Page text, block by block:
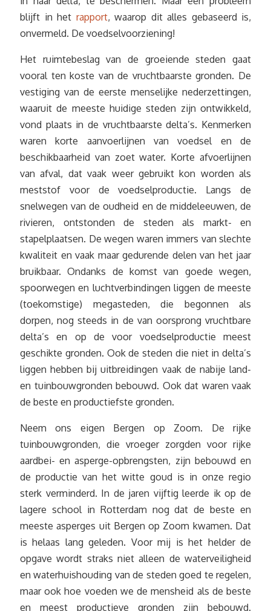
blijft in het rapport, waarop dit alles gebaseerd is,
onvermeld. De voedselvoorziening!
Het ruimtebeslag van de groeiende steden gaat
vooral ten koste van de vruchtbaarste gronden. De
vestiging van de eerste menselijke nederzettingen,
waaruit de meeste huidige steden zijn ontwikkeld,
vond plaats in de vruchtbaarste delta’s. Kenmerken
waren korte aanvoerlijnen van voedsel en de
beschikbaarheid van zoet water. Korte afvoerlijnen
van afval, dat vaak weer gebruikt kon worden als
meststof voor de voedselproductie. Langs de
snelwegen van de oudheid en de middeleeuwen, de
rivieren, ontstonden de steden als markt- en
stapelplaatsen. De wegen waren immers van slechte
kwaliteit en vaak maar gedurende delen van het jaar
bruikbaar. Ondanks de komst van goede wegen,
spoorwegen en luchtverbindingen liggen de meeste
(toekomstige) megasteden, die begonnen als
dorpen, nog steeds in de van oorsprong vruchtbare
delta’s en op de voor voedselproductie meest
geschikte gronden. Ook de steden die niet in delta’s
liggen hebben bij uitbreidingen vaak de nabije land-
en tuinbouwgronden bebouwd. Ook dat waren vaak
de beste en productiefste gronden.
Neem ons eigen Bergen op Zoom. De rijke
tuinbouwgronden, die vroeger zorgden voor rijke
aardbei- en asperge-opbrengsten, zijn bebouwd en
de productie van het witte goud is in onze regio
sterk verminderd. In de jaren vijftig leerde ik op de
lagere school in Rotterdam nog dat de beste en
meeste asperges uit Bergen op Zoom kwamen. Dat
is helaas lang geleden. Voor mij is het helder de
opgave wordt straks niet alleen de waterveiligheid
en waterhuishouding van de steden goed te regelen,
maar ook hoe voeden we de mensheid als de beste
en meest productieve gronden zijn bebouwd.